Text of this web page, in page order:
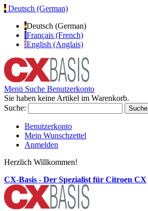
Deutsch (German)
Deutsch (German)
Français (French)
English (Anglais)
Menü Suche Benutzerkonto
Sie haben keine Artikel im Warenkorb.
Suche:
Suche
Benutzerkonto
Mein Wunschzettel
Anmelden
Herzlich Willkommen!
CX-Basis - Der Spezialist für Citroen CX